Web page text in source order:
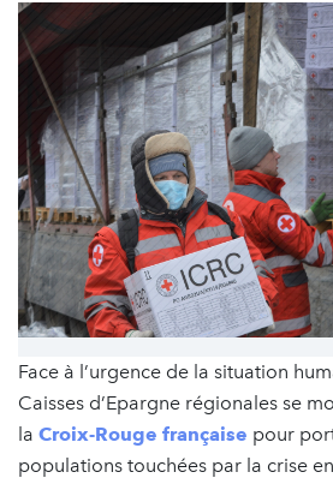
Face à l’urgence de la situation
Caisses d’Epargne régionales se
la Croix-Rouge française pour
populations touchées par la crise